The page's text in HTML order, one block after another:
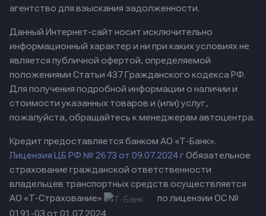
агентство для взыскания задолженности.
Данный Интернет-сайт носит исключительно
информационный характер и ни при каких условиях не
является публичной офертой, определяемой
положениями Статьи 437 Гражданского кодекса РФ.
Для получения подробной информации о наличии и
стоимости указанных товаров и (или) услуг,
пожалуйста, обращайтесь к менеджерам автоцентра.
Кредит предоставляется банком АО «Т-Банк».
Лицензия ЦБ РФ № 2673 от 09.07.2024 гОбязательное
страхование гражданской ответственности
владельцев транспортных средств осуществляется
АО «Т-Страхование»
по лицензии ОС №
0191-03 от 01.07.2024